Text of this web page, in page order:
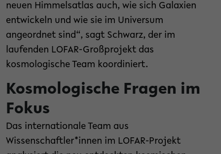
neuen Himmelsatlas auch, wie sich Galaxien
entwickeln und wie sie im Universum
angeordnet sind“, sagt Schwarz, der im
laufenden LOFAR-Großprojekt das
kosmologische Team koordiniert.
Kosmologische Fragen im
Fokus
Das internationale Team aus
Wissenschaftler*innen im LOFAR-Projekt